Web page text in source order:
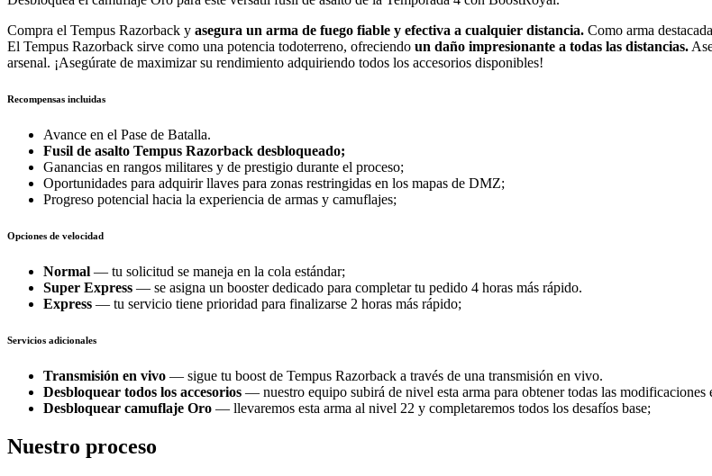
Compra el Tempus Razorback y asegura un arma de fuego fiable y efectiva a cualquier distancia. Como arma
El Tempus Razorback sirve como una potencia todoterreno, ofreciendo un daño impresionante a todas las distancias.
arsenal. ¡Asegúrate de maximizar su rendimiento adquiriendo todos los accesorios disponibles!
Recompensas incluidas
Avance en el Pase de Batalla.
Fusil de asalto Tempus Razorback desbloqueado;
Ganancias en rangos militares y de prestigio durante el proceso;
Oportunidades para adquirir llaves para zonas restringidas en los mapas de DMZ;
Progreso potencial hacia la experiencia de armas y camuflajes;
Opciones de velocidad
Normal — tu solicitud se maneja en la cola estándar;
Super Express — se asigna un booster dedicado para completar tu pedido 4 horas más rápido.
Express — tu servicio tiene prioridad para finalizarse 2 horas más rápido;
Servicios adicionales
Transmisión en vivo — sigue tu boost de Tempus Razorback a través de una transmisión en vivo.
Desbloquear todos los accesorios — nuestro equipo subirá de nivel esta arma para obtener todas las modificaciones
Desbloquear camuflaje Oro — llevaremos esta arma al nivel 22 y completaremos todos los desafíos base;
Nuestro proceso